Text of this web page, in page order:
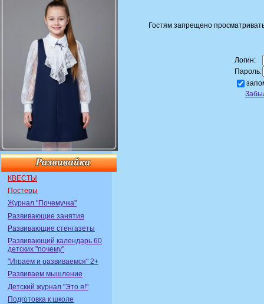
КВЕСТЫ
Постеры
Журнал "Почемучка"
Развивающие занятия
Развивающие стенгазеты
Развивающий календарь 60
детских "почему"
"Играем и развиваемся" 2+
Развиваем мышление
Детский журнал "Это я!"
Подготовка к школе
Гостям запрещено
Логин:
Пароль: